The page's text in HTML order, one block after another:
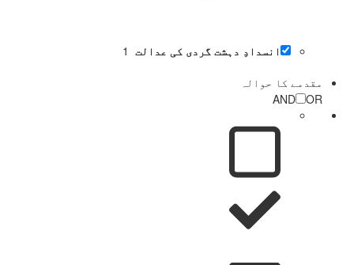
انسدادِ دہشت گردی کی عدالت
1
مقدمے کا حوالہ
AND
OR